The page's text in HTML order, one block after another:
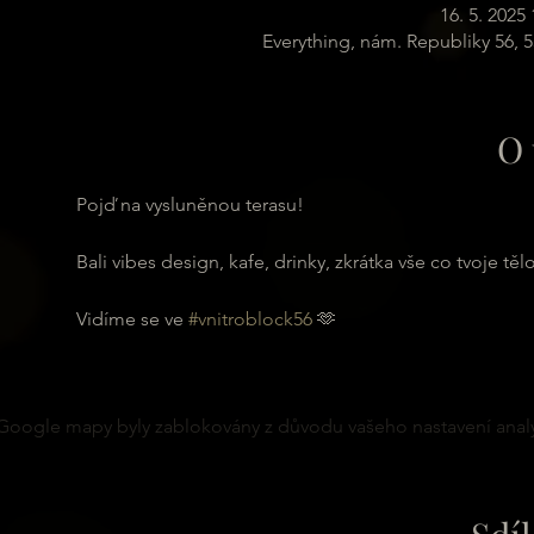
16. 5. 2025
Everything, nám. Republiky 56,
Pojď na vysluněnou terasu!
Bali vibes design, kafe, drinky, zkrátka vše co tvoje
Vidíme se ve #vnitroblock56 🫶
mapy byly zablokovány z důvodu vašeho nastavení